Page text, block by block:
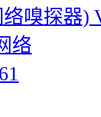
络嗅探器)